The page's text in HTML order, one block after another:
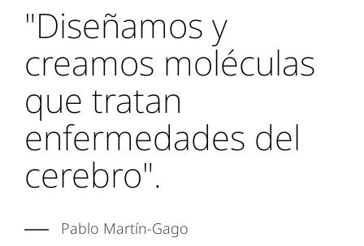
"Diseñamos y
creamos moléculas
que tratan
enfermedades del
cerebro".
Pablo Martín-Gago